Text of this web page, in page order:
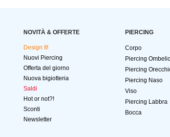
NOVITÀ & OFFERTE
Design It!
Nuovi Piercing
Offerta del giorno
Nuova bigiotteria
Saldi
Hot or not?!
Sconti
Newsletter
PIERCING
Corpo
Piercing
Piercing
Piercing Naso
Viso
Piercing Labbra
Bocca